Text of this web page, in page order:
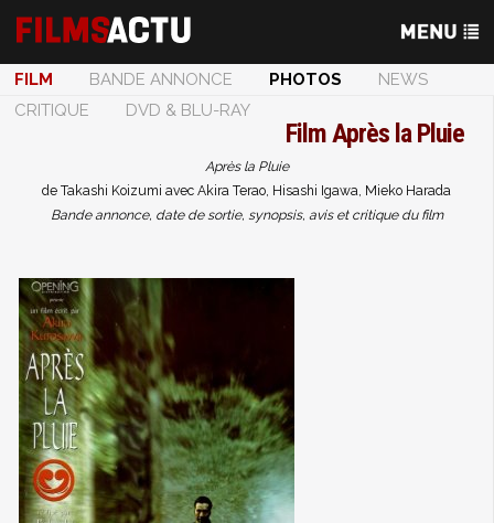
FILM BANDE ANNONCE PHOTOS
NEWS
CRITIQUE
DVD & BLU-RAY
FilmAprès la Pluie
Après la Pluie
de Takashi Koizumi avec Akira Terao, Hisashi Igawa, Mieko Harada
Bande annonce, date de sortie, synopsis, avis et critique du film